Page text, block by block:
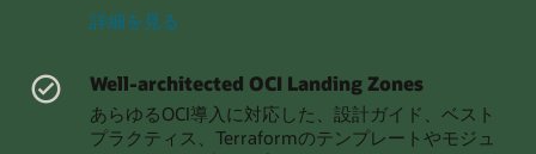
詳細を見る
ラ
ウ
ド
Well-architected OCI Landing Zones
あらゆるOCI導入に対応した、設計ガイド、ベスト
プラクティス、Terraformのテンプレートやモジュ